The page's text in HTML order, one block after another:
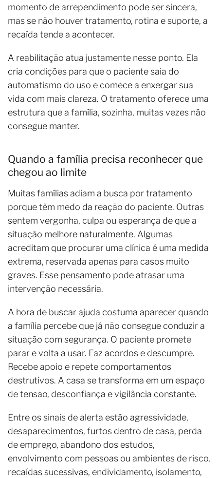
momento de arrependimento pode ser sincera,
mas se não houver tratamento, rotina e suporte, a
recaída tende a acontecer.
A reabilitação atua justamente nesse ponto. Ela
cria condições para que o paciente saia do
automatismo do uso e comece a enxergar sua
vida com mais clareza. O tratamento oferece uma
estrutura que a família, sozinha, muitas vezes não
consegue manter.
Quando a família precisa reconhecer que
chegou ao limite
Muitas famílias adiam a busca por tratamento
porque têm medo da reação do paciente. Outras
sentem vergonha, culpa ou esperança de que a
situação melhore naturalmente. Algumas
acreditam que procurar uma clínica é uma medida
extrema, reservada apenas para casos muito
graves. Esse pensamento pode atrasar uma
intervenção necessária.
A hora de buscar ajuda costuma aparecer quando
a família percebe que já não consegue conduzir a
situação com segurança. O paciente promete
parar e volta a usar. Faz acordos e descumpre.
Recebe apoio e repete comportamentos
destrutivos. A casa se transforma em um espaço
de tensão, desconfiança e vigilância constante.
Entre os sinais de alerta estão agressividade,
desaparecimentos, furtos dentro de casa, perda
de emprego, abandono dos estudos,
envolvimento com pessoas ou ambientes de risco,
recaídas sucessivas, endividamento, isolamento,